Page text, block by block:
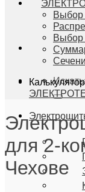
Искать:
Выбор
Выбор
для 2-
Чехове